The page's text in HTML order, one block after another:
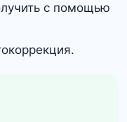
с помощью